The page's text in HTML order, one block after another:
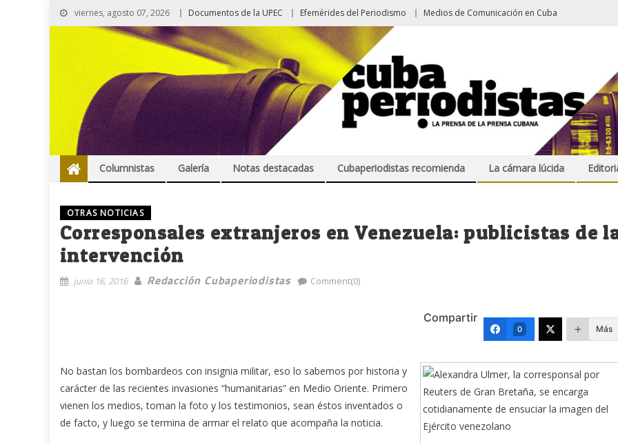
viernes, agosto 07, 2026 Documentos de la UPEC Efemérides del Periodismo Medios de Comunicación en Cuba
Columnistas Galería Notas destacadas Cubaperiodistas recomienda La cámara lúcida
OTRAS NOTICIAS
Corresponsales extranjeros en Venezuela: publicistas de
intervención
junio 16, 2016 Redacción Cubaperiodistas Comment(0)
Compartir
0 Más
No bastan los bombardeos con insignia militar, eso lo sabemos por historia y
carácter de las recientes invasiones “humanitarias” en Medio Oriente. Primero
vienen los medios,toman la foto y los testimonios, sean éstos inventados o
de facto, y luego se termina de armar el relato que acompaña la noticia.